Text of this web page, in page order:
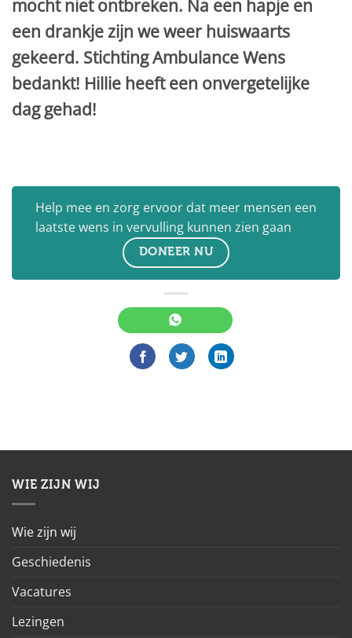
mocht niet ontbreken. Na een hapje en
een drankje zijn we weer huiswaarts
gekeerd. Stichting Ambulance Wens
bedankt! Hillie heeft een onvergetelijke
dag gehad!
Help mee en zorg ervoor dat meer mensen een
laatste wens in vervulling kunnen zien gaan
DONEER NU
WIE ZIJN WIJ
Wie zijn wij
Geschiedenis
Vacatures
Lezingen